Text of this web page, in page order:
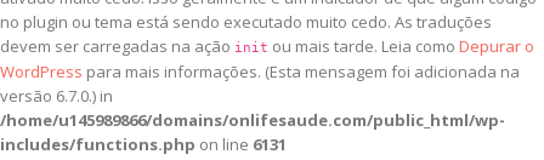
no plugin ou tema está sendo executado muito cedo. As traduções
devem ser carregadas na ação init ou mais tarde. Leia como Depurar o
WordPress para mais informações. (Esta mensagem foi adicionada na
versão 6.7.0.) in
/home/u145989866/domains/onlifesaude.com/public_html/wp-
includes/functions.php on line 6131